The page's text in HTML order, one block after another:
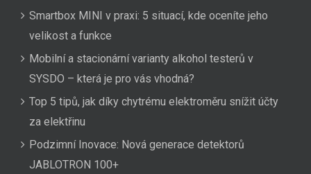
Smartbox MINI v praxi: 5 situací, kde oceníte jeho
velikost a funkce
Mobilní a stacionární varianty alkohol testerů v
SYSDO – která je pro vás vhodná?
Top 5 tipů, jak díky chytrému elektroměru snížit účty
za elektřinu
Podzimní Inovace: Nová generace detektorů
JABLOTRON 100+